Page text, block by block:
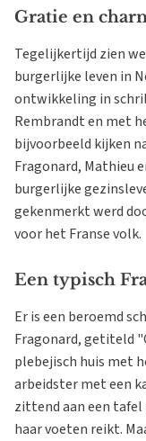
Gratie en
Tegelijkertijd zien
burgerlijke leven in
ontwikkeling in
Rembrandt en met
bijvoorbeeld kijken
Fragonard, Mathieu
burgerlijke
gekenmerkt werd
voor het Franse volk.
Een typisch
Er is een beroemd
Fragonard, getiteld
plebejisch huis met
arbeidster met een
zittend aan een
haar voeten reikt.